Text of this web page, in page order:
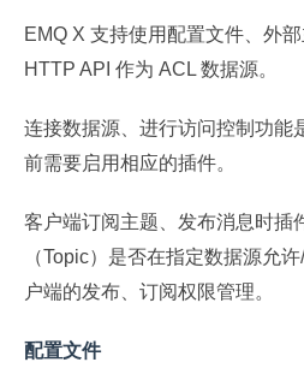
EMQ X 支持使用配置文件、外
HTTP API 作为 ACL 数据源。
连接数据源、进行访问控制功能
前需要启用相应的插件。
客户端订阅主题、发布消息时插
（Topic）是否在指定数据源允
户端的发布、订阅权限管理。
配置文件